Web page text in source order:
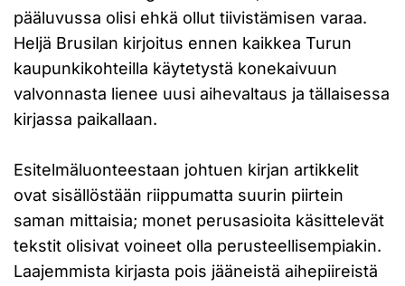
pääluvussa olisi ehkä ollut tiivistämisen varaa.
Heljä Brusilan kirjoitus ennen kaikkea Turun
kaupunkikohteilla käytetystä konekaivuun
valvonnasta lienee uusi aihevaltaus ja tällaisessa
kirjassa paikallaan.
Esitelmäluonteestaan johtuen kirjan artikkelit
ovat sisällöstään riippumatta suurin piirtein
saman mittaisia; monet perusasioita käsittelevät
tekstit olisivat voineet olla perusteellisempiakin.
Laajemmista kirjasta pois jääneistä aihepiireistä